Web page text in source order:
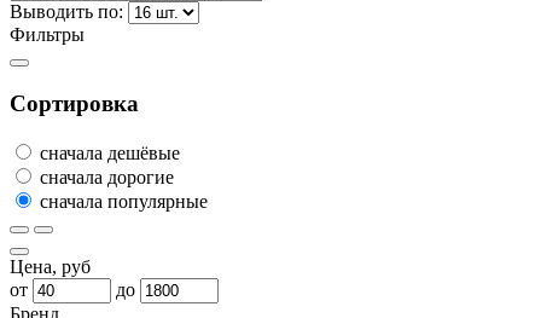
Выводить по:
Фильтры
Сортировка
сначала дешёвые
сначала дорогие
сначала популярные
Цена, руб
от
до
Бренд